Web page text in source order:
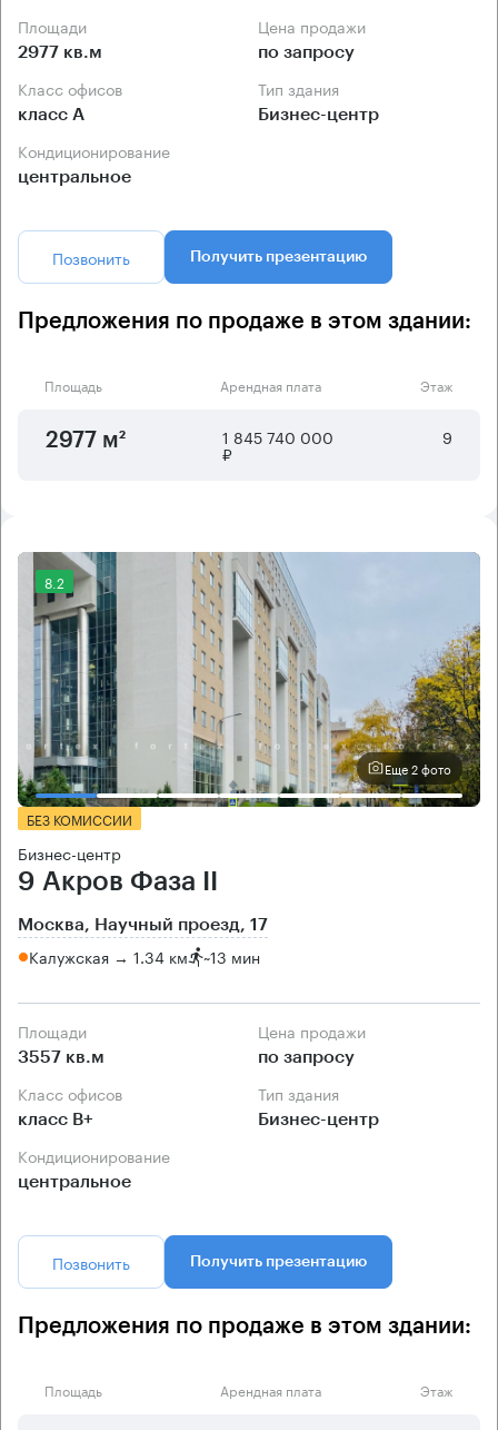
Площади
2977 кв.м
Цена продажи
по запросу
Класс офисов
класс А
Тип здания
Бизнес-центр
Кондиционирование
центральное
Позвонить Получить презентацию
Предложения по продаже в этом здании:
Площадь Арендная плата Этаж
2977 м² 1 845 740 000
₽
9
8.2
Еще 2 фото
БЕЗ КОМИССИИ
Бизнес-центр
9 Акров Фаза II
Москва, Научный проезд, 17
Калужская → 1.34 км ~13 мин
Площади
3557 кв.м
Цена продажи
по запросу
Класс офисов
класс B+
Тип здания
Бизнес-центр
Кондиционирование
центральное
Позвонить Получить презентацию
Предложения по продаже в этом здании:
Площадь Арендная плата Этаж